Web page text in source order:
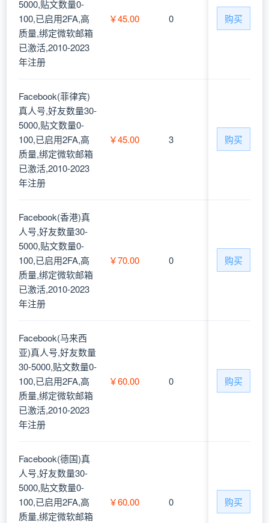
5000,贴文数量0-
100,已启用2FA,高
质量,绑定微软邮箱
已激活,2010-2023
年注册
￥45.00 0 购买
Facebook(菲律宾)
真人号,好友数量30-
5000,贴文数量0-
100,已启用2FA,高
质量,绑定微软邮箱
已激活,2010-2023
年注册
￥45.00 3 购买
Facebook(香港)真
人号,好友数量30-
5000,贴文数量0-
100,已启用2FA,高
质量,绑定微软邮箱
已激活,2010-2023
年注册
￥70.00 0 购买
Facebook(马来西
亚)真人号,好友数量
30-5000,贴文数量0-
100,已启用2FA,高
质量,绑定微软邮箱
已激活,2010-2023
年注册
￥60.00 0 购买
Facebook(德国)真
人号,好友数量30-
5000,贴文数量0-
100,已启用2FA,高
质量,绑定微软邮箱
￥60.00 0 购买